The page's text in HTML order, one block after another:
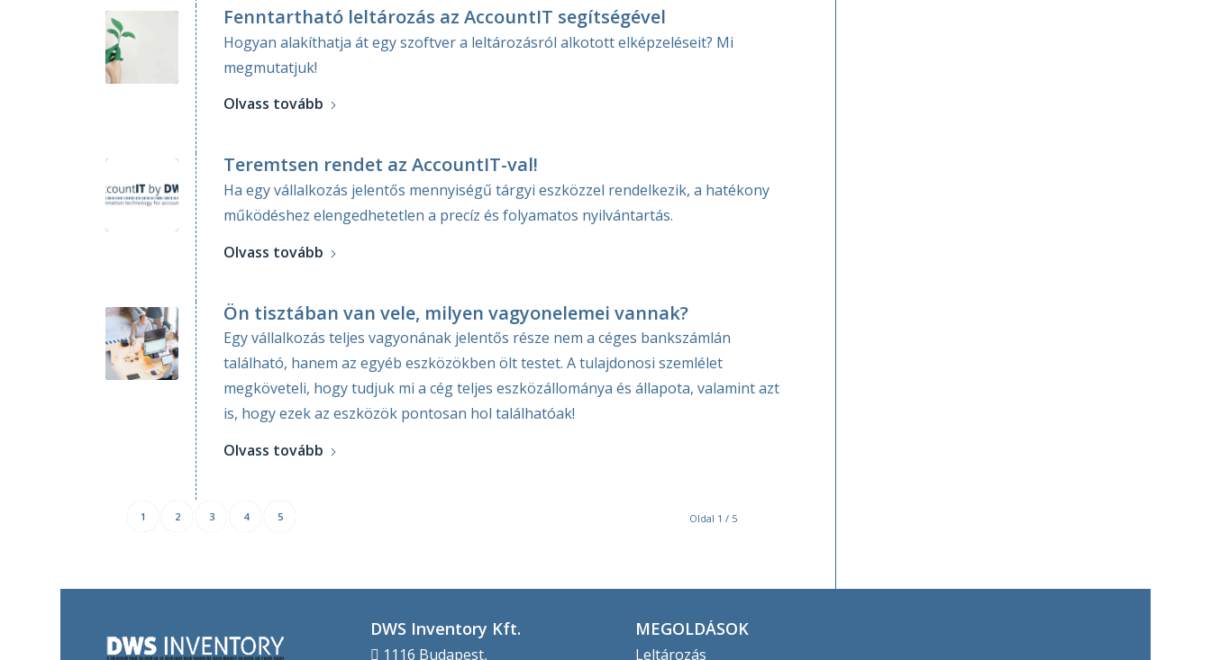
Fenntartható leltározás az AccountIT segítségével
Hogyan alakíthatja át egy szoftver a leltározásról alkotott elképzeléseit? Mi
megmutatjuk!
Olvass tovább
Teremtsen rendet az AccountIT-val!
Ha egy vállalkozás jelentős mennyiségű tárgyi eszközzel rendelkezik, a hatékony
működéshez elengedhetetlen a precíz és folyamatos nyilvántartás.
Olvass tovább
Ön tisztában van vele, milyen vagyonelemei vannak?
Egy vállalkozás teljes vagyonának jelentős része nem a céges bankszámlán
található, hanem az egyéb eszközökben ölt testet. A tulajdonosi szemlélet
megköveteli, hogy tudjuk mi a cég teljes eszközállománya és állapota, valamint azt
is, hogy ezek az eszközök pontosan hol találhatóak!
Olvass tovább
Oldal 1 / 5
1 2 3 4 5
DWS Inventory Kft.
1116 Budapest,
MEGOLDÁSOK
Leltározás